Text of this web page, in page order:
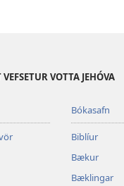
VOTTA JEHÓVA
Bókasafn
Biblíur
Bækur
Bæklingar